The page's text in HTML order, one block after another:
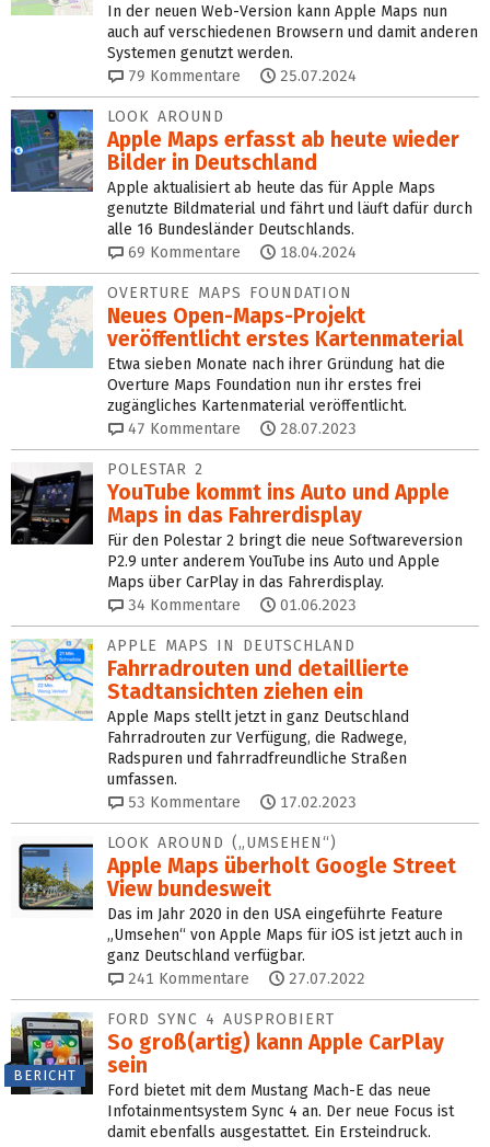
In der neuen Web-Version kann Apple Maps nun
auch auf verschiedenen Browsern und damit anderen
Systemen genutzt werden.
79 Kommentare 25.07.2024
LOOK AROUND
Apple Maps erfasst ab heute wieder
Bilder in Deutschland
Apple aktualisiert ab heute das für Apple Maps
genutzte Bildmaterial und fährt und läuft dafür durch
alle 16 Bundesländer Deutschlands.
69 Kommentare 18.04.2024
OVERTURE MAPS FOUNDATION
Neues Open-Maps-Projekt
veröffentlicht erstes Kartenmaterial
Etwa sieben Monate nach ihrer Gründung hat die
Overture Maps Foundation nun ihr erstes frei
zugängliches Kartenmaterial veröffentlicht.
47 Kommentare 28.07.2023
POLESTAR 2
YouTube kommt ins Auto und Apple
Maps in das Fahrerdisplay
Für den Polestar 2 bringt die neue Softwareversion
P2.9 unter anderem YouTube ins Auto und Apple
Maps über CarPlay in das Fahrerdisplay.
34 Kommentare 01.06.2023
APPLE MAPS IN DEUTSCHLAND
Fahrradrouten und detaillierte
Stadtansichten ziehen ein
Apple Maps stellt jetzt in ganz Deutschland
Fahrradrouten zur Verfügung, die Radwege,
Radspuren und fahrradfreundliche Straßen
umfassen.
53 Kommentare 17.02.2023
LOOK AROUND („UMSEHEN“)
Apple Maps überholt Google Street
View bundesweit
Das im Jahr 2020 in den USA eingeführte Feature
„Umsehen“ von Apple Maps für iOS ist jetzt auch in
ganz Deutschland verfügbar.
241 Kommentare 27.07.2022
BERICHT
FORD SYNC 4 AUSPROBIERT
So groß(artig) kann Apple CarPlay
sein
Ford bietet mit dem Mustang Mach-E das neue
Infotainmentsystem Sync 4 an. Der neue Focus ist
damit ebenfalls ausgestattet. Ein Ersteindruck.